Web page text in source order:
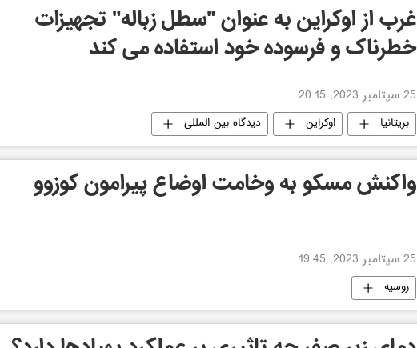
غرب از اوکراین به عنوان "سطل زباله" تجهیزات
خطرناک و فرسوده خود استفاده می کند
25 سپتامبر 2023, 20:15
بریتانیا اوکراین دیدگاه بین المللی
واکنش مسکو به وخامت اوضاع پیرامون کوزوو
25 سپتامبر 2023, 19:45
روسیه